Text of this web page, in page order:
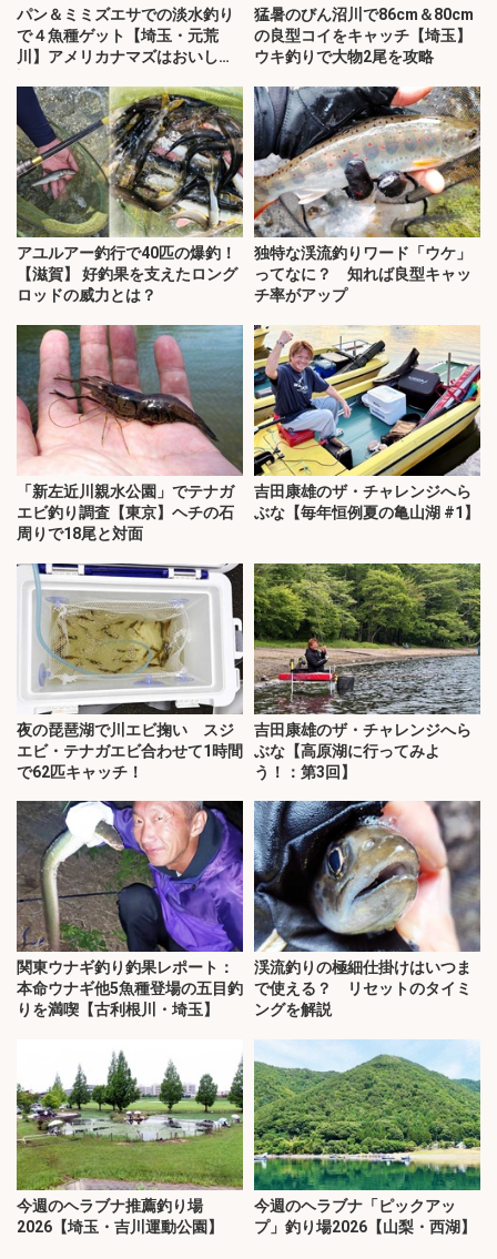
パン＆ミミズエサでの淡水釣り
で４魚種ゲット【埼玉・元荒
川】アメリカナマズはおいしく
猛暑のびん沼川で86cm＆80cm
の良型コイをキャッチ【埼玉】
ウキ釣りで大物2尾を攻略
アユルアー釣行で40匹の爆釣！
【滋賀】 好釣果を支えたロング
ロッドの威力とは？
独特な渓流釣りワード「ウケ」
ってなに？ 知れば良型キャッ
チ率がアップ
「新左近川親水公園」でテナガ
エビ釣り調査【東京】ヘチの石
周りで18尾と対面
吉田康雄のザ・チャレンジへら
ぶな【毎年恒例夏の亀山湖 #1】
夜の琵琶湖で川エビ掬い スジ
エビ・テナガエビ合わせて1時間
で62匹キャッチ！
吉田康雄のザ・チャレンジへら
ぶな【高原湖に行ってみよ
う！：第3回】
関東ウナギ釣り釣果レポート：
本命ウナギ他5魚種登場の五目釣
りを満喫【古利根川・埼玉】
渓流釣りの極細仕掛けはいつま
で使える？ リセットのタイミ
ングを解説
今週のヘラブナ推薦釣り場
2026【埼玉・吉川運動公園】
今週のヘラブナ「ピックアッ
プ」釣り場2026【山梨・西湖】